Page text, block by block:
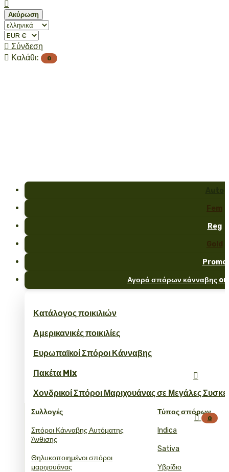

Ακύρωση
 Σύνδεση
 Καλάθι: 0
Fem
Reg
Gold
Promo
Αγορά σπόρων κάνναβης
Κατάλογος ποικιλιών
Αμερικανικές ποικιλίες
Ευρωπαϊκοί Σπόροι Κάνναβης
Πακέτα Mix
Χονδρικοί Σπόροι Μαριχουάνας σε Μεγάλες
Συλλογές
Σπόροι Κάνναβης Αυτόματης
Άνθισης
Θηλυκοποιημένοι σπόροι
μαριχουάνας
Τύπος σπόρων
Indica
Sativa
Υβρίδιο

 0